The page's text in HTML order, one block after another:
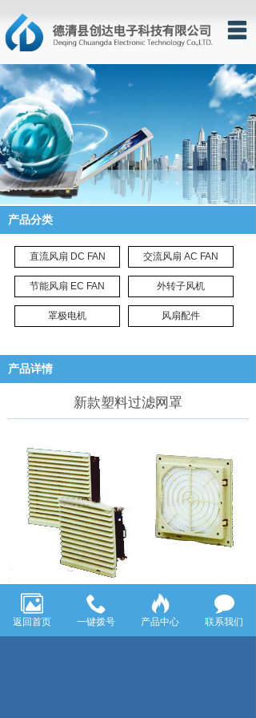
网站首页
关于我们
产品展示
企业新闻
信息反馈
联系我们
产品分类
直流风扇 DC FAN 交流风扇 AC FAN
节能风扇 EC FAN 外转子风机
罩极电机 风扇配件
产品详情
新款塑料过滤网罩
新款塑料过滤网罩：
80mm x 80mm 92mm x 92mm 120mm x
返回首页 一键拨号 产品中心 联系我们